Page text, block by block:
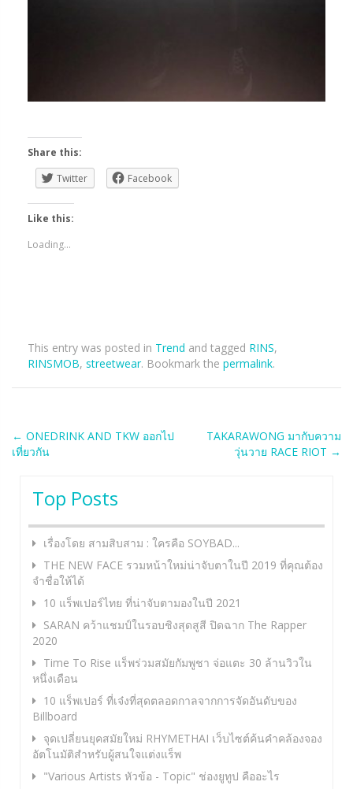
Share this:
Twitter
Facebook
Like this:
Loading...
This entry was posted in Trend and tagged RINS,
RINSMOB, streetwear. Bookmark the permalink.
Post
← ONEDRINK AND TKW ออกไป
เที่ยวกัน
TAKARAWONG มากับความ
วุ่นวาย RACE RIOT →
Top Posts
เรื่องโดย สามสิบสาม : ใครคือ SOYBAD...
THE NEW FACE รวมหน้าใหม่น่าจับตาในปี 2019 ที่คุณต้อง
จำชื่อให้ได้
10 แร็พเปอร์ไทย ที่น่าจับตามองในปี 2021
SARAN คว้าแชมป์ในรอบชิงสุดสูสี ปิดฉาก The Rapper
2020
Time To Rise แร็พร่วมสมัยกัมพูชา จ่อแตะ 30 ล้านวิวใน
หนึ่งเดือน
10 แร็พเปอร์ ที่เจ๋งที่สุดตลอดกาลจากการจัดอันดับของ
Billboard
จุดเปลี่ยนยุคสมัยใหม่ RHYMETHAI เว็บไซต์ค้นคำคล้องจอง
อัตโนมัติสำหรับผู้สนใจแต่งแร็พ
"Various Artists หัวข้อ - Topic" ช่องยูทูป คืออะไร